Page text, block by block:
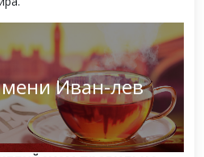
Иван-лев